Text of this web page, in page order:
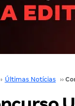
Últimas Notícias ››